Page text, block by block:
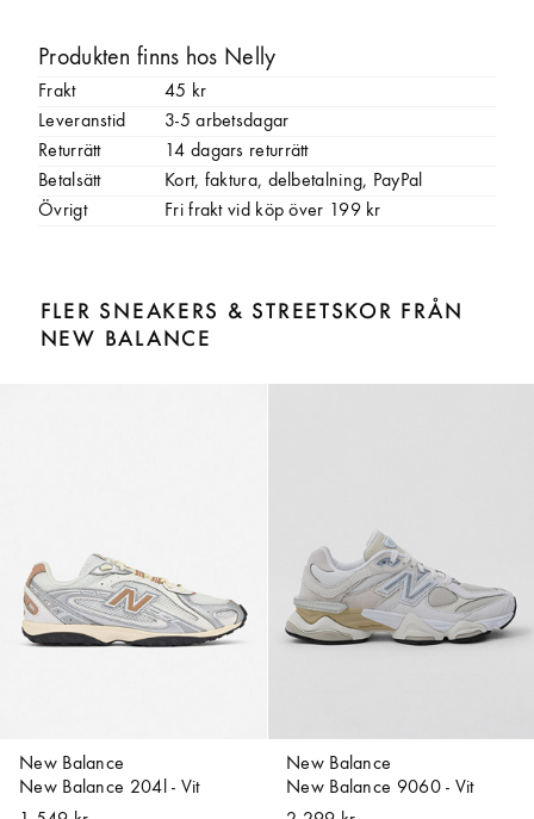
Produkten finns hos Nelly
Frakt
45 kr
Leveranstid
3-5 arbetsdagar
Returrätt
14 dagars returrätt
Betalsätt
Kort, faktura, delbetalning, PayPal
Övrigt
Fri frakt vid köp över 199 kr
FLER SNEAKERS & STREETSKOR FRÅN
NEW BALANCE
New Balance
New Balance 204l - Vit
New Balance
New Balance 9060 - Vit